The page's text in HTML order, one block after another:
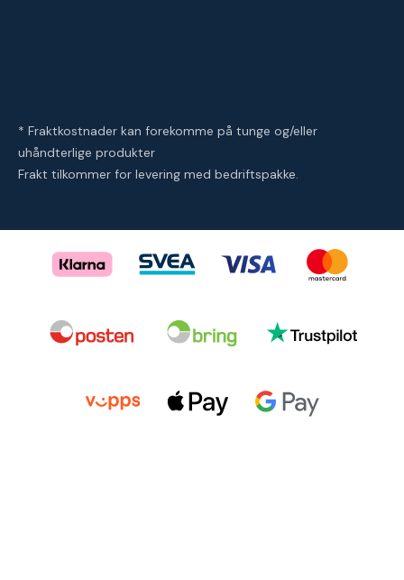
* Fraktkostnader kan forekomme på tunge og/eller
uhåndterlige produkter
Frakt tilkommer for levering med bedriftspakke.